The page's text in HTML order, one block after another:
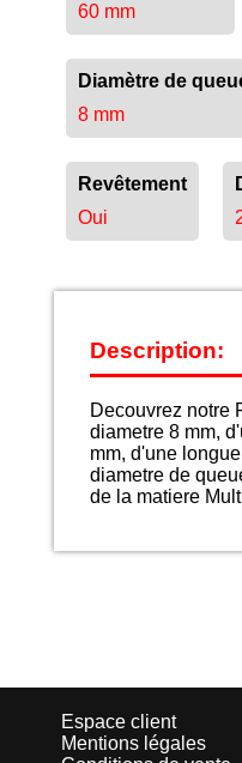
60 mm
Diamètre de
8 mm
Revêtement
Oui
Description:
Decouvrez notre
diametre 8 mm,
mm, d'une
diametre de
de la matiere
Espace client
Mentions légales